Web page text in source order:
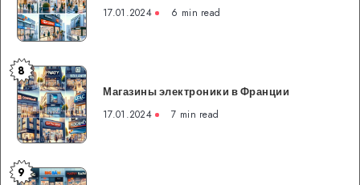
в
Чехии
17.01.2024 6 min read
Магазины
электроники
в
Франции
8
Магазины электроники в Франции
17.01.2024 7 min read
Магазины
9